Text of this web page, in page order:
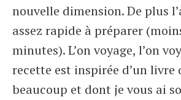
nouvelle dimension. De plus
assez rapide à préparer
minutes). L’on voyage, l’on
recette est inspirée d’un livre
beaucoup et dont je vous ai